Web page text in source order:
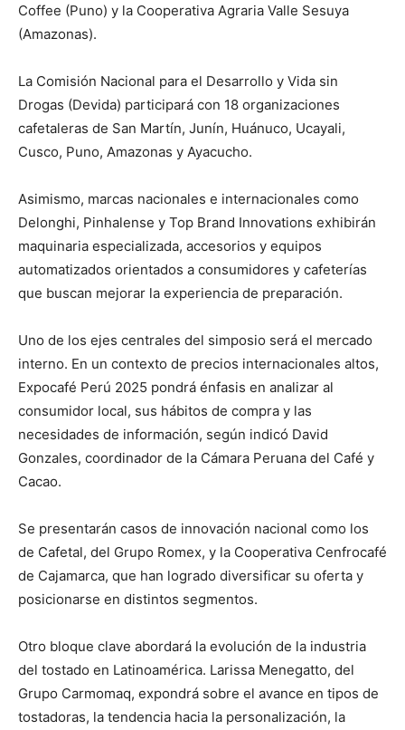
Coffee (Puno) y la Cooperativa Agraria Valle Sesuya
(Amazonas).
La Comisión Nacional para el Desarrollo y Vida sin
Drogas (Devida) participará con 18 organizaciones
cafetaleras de San Martín, Junín, Huánuco, Ucayali,
Cusco, Puno, Amazonas y Ayacucho.
Asimismo, marcas nacionales e internacionales como
Delonghi, Pinhalense y Top Brand Innovations exhibirán
maquinaria especializada, accesorios y equipos
automatizados orientados a consumidores y cafeterías
que buscan mejorar la experiencia de preparación.
Uno de los ejes centrales del simposio será el mercado
interno. En un contexto de precios internacionales altos,
Expocafé Perú 2025 pondrá énfasis en analizar al
consumidor local, sus hábitos de compra y las
necesidades de información, según indicó David
Gonzales, coordinador de la Cámara Peruana del Café y
Cacao.
Se presentarán casos de innovación nacional como los
de Cafetal, del Grupo Romex, y la Cooperativa Cenfrocafé
de Cajamarca, que han logrado diversificar su oferta y
posicionarse en distintos segmentos.
Otro bloque clave abordará la evolución de la industria
del tostado en Latinoamérica. Larissa Menegatto, del
Grupo Carmomaq, expondrá sobre el avance en tipos de
tostadoras, la tendencia hacia la personalización, la